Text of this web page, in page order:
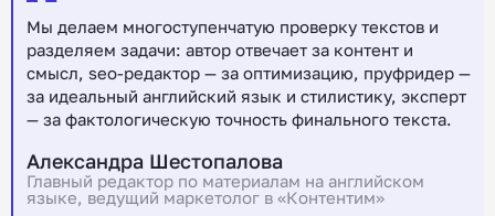
Мы делаем многоступенчатую проверку текстов и
разделяем задачи: автор отвечает за контент и
смысл, seo-редактор — за оптимизацию, пруфридер —
за идеальный английский язык и стилистику, эксперт
— за фактологическую точность финального текста.
Александра Шестопалова
Главный редактор по материалам на английском
языке, ведущий маркетолог в «Контентим»